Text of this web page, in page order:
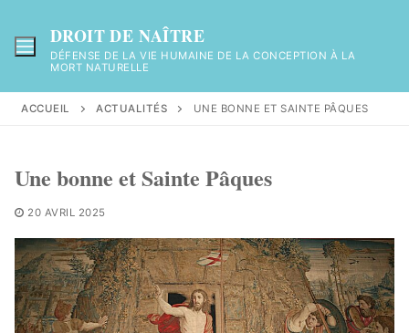
au
contenu
DROIT DE NAÎTRE
DÉFENSE DE LA VIE HUMAINE DE LA CONCEPTION À LA
MORT NATURELLE
ACCUEIL ACTUALITÉS UNE BONNE ET SAINTE PÂQUES
Une bonne et Sainte Pâques
20 AVRIL 2025